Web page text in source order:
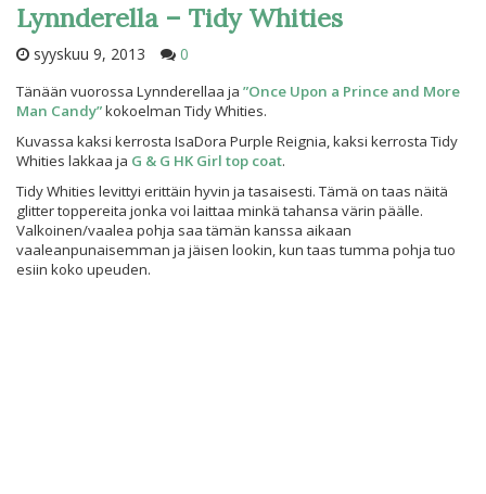
Lynnderella – Tidy Whities
syyskuu 9, 2013 0
Tänään vuorossa Lynnderellaa ja ”Once Upon a Prince and More
Man Candy”kokoelman Tidy Whities.
Kuvassa kaksi kerrosta IsaDora Purple Reignia, kaksi kerrosta Tidy
Whities lakkaa ja G & G HK Girl top coat.
Tidy Whities levittyi erittäin hyvin ja tasaisesti. Tämä on taas näitä
glitter toppereita jonka voi laittaa minkä tahansa värin päälle.
Valkoinen/vaalea pohja saa tämän kanssa aikaan
vaaleanpunaisemman ja jäisen lookin, kun taas tumma pohja tuo
esiin koko upeuden.